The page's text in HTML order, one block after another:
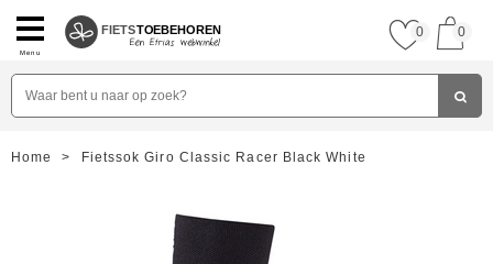
Menu
FIETSTOEBEHOREN 0 0
Home > Fietssok Giro Classic Racer Black White